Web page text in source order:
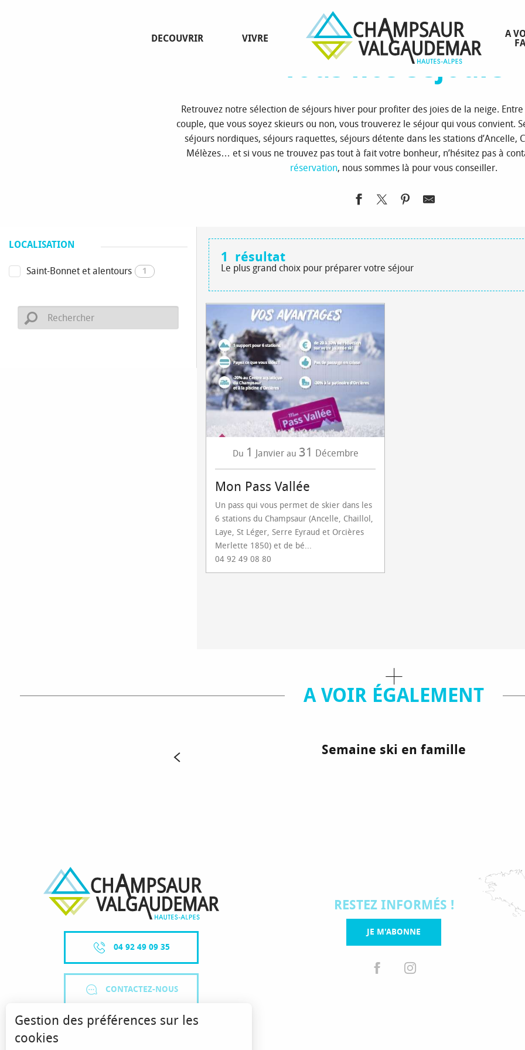
DECOUVRIR VIVRE
A
Réserver votre séjour à la montagne
Tous nos séjours
Retrouvez notre sélection de séjours hiver pour profiter des joies de la neige.
couple, que vous soyez skieurs ou non, vous trouverez le séjour qui vous convient.
séjours nordiques, séjours raquettes, séjours détente dans les stations d’Ancelle,
Mélèzes… et si vous ne trouvez pas tout à fait votre bonheur, n’hésitez pas à
réservation, nous sommes là pour vous conseiller.
LOCALISATION
Saint-Bonnet et alentours 1
1 résultat
Le plus grand choix pour préparer votre séjour
Du 1 Janvier au 31 Décembre
Mon Pass Vallée
Un pass qui vous permet de skier dans les
6 stations du Champsaur (Ancelle, Chaillol,
Laye, St Léger, Serre Eyraud et Orcières
Merlette 1850) et de bé...
04 92 49 08 80
A VOIR ÉGALEMENT
Semaine ski en famille
04 92 49 09 35
CONTACTEZ-NOUS
RESTEZ INFORMÉS !
JE M'ABONNE
Gestion des préférences sur les
cookies